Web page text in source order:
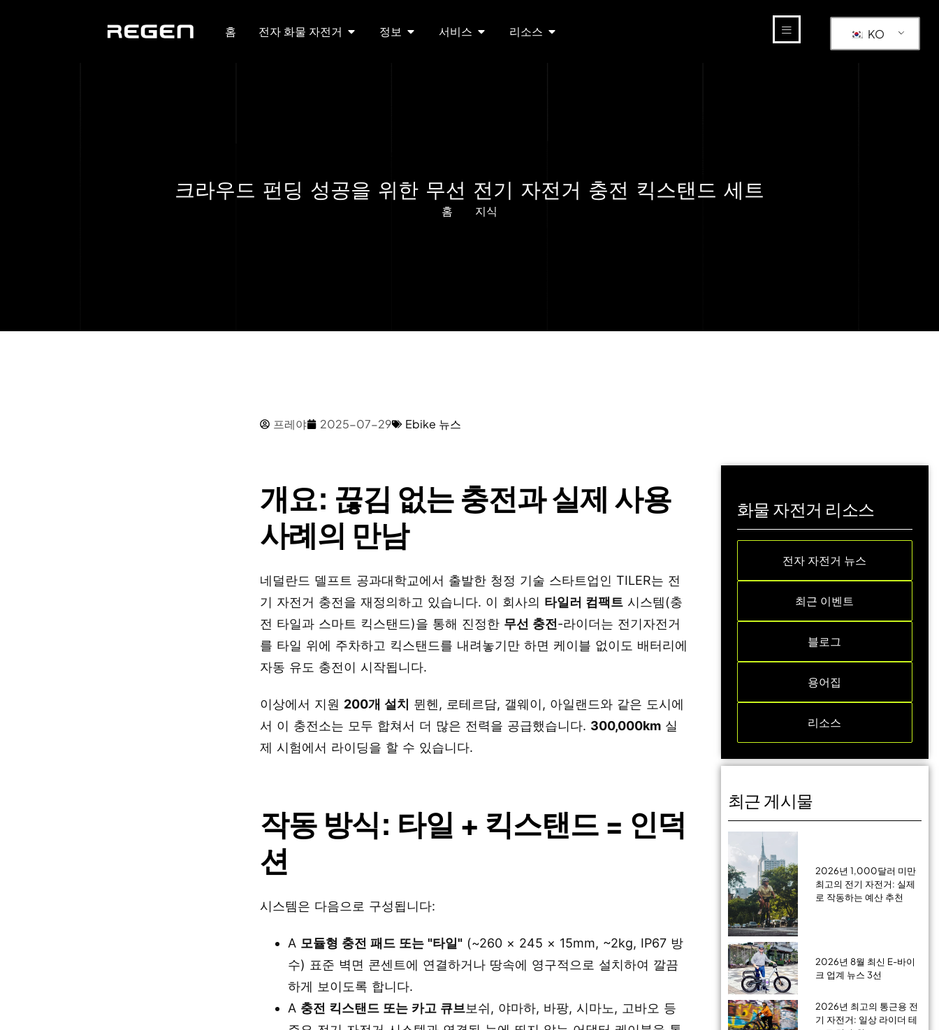
홈 전자 화물 자전거 정보 서비스 리소스 KO
크라우드 펀딩 성공을 위한 무선 전기 자전거 충전 킥스탠드 세트
홈 지식
프레야 2025-07-29 Ebike 뉴스
개요: 끊김 없는 충전과 실제 사용
사례의 만남
네덜란드 델프트 공과대학교에서 출발한 청정 기술 스타트업인 TILER는 전
기 자전거 충전을 재정의하고 있습니다. 이 회사의 타일러 컴팩트 시스템(충
전 타일과 스마트 킥스탠드)을 통해 진정한 무선 충전-라이더는 전기자전거
를 타일 위에 주차하고 킥스탠드를 내려놓기만 하면 케이블 없이도 배터리에
자동 유도 충전이 시작됩니다.
이상에서 지원 200개 설치 뮌헨, 로테르담, 갤웨이, 아일랜드와 같은 도시에
서 이 충전소는 모두 합쳐서 더 많은 전력을 공급했습니다. 300,000km 실
제 시험에서 라이딩을 할 수 있습니다.
작동 방식: 타일 + 킥스탠드 = 인덕
션
시스템은 다음으로 구성됩니다:
A 모듈형 충전 패드 또는 "타일" (~260 × 245 × 15mm, ~2kg, IP67 방
수) 표준 벽면 콘센트에 연결하거나 땅속에 영구적으로 설치하여 깔끔
하게 보이도록 합니다.
A 충전 킥스탠드 또는 카고 큐브보쉬, 야마하, 바팡, 시마노, 고바오 등
화물 자전거 리소스
전자 자전거 뉴스
최근 이벤트
블로그
용어집
리소스
최근 게시물
2026년 1,000달러 미만
최고의 전기 자전거: 실제
로 작동하는 예산 추천
2026년 8월 최신 E-바이
크 업계 뉴스 3선
2026년 최고의 통근용 전
기 자전거: 일상 라이더 테